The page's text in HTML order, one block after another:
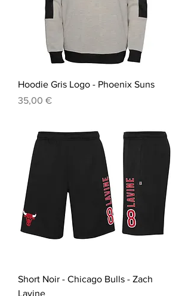
Hoodie Gris Logo - Phoenix Suns
Prix
35,00 €
Short Noir - Chicago Bulls - Zach
Lavine